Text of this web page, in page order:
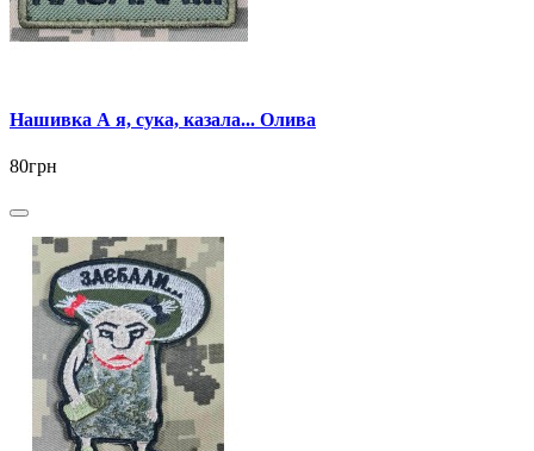
Нашивка А я, сука, казала... Олива
80грн